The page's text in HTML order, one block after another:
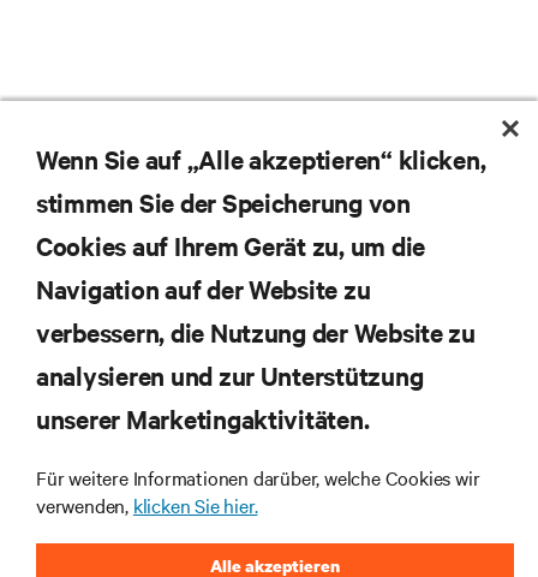
Abonnieren Sie unseren Newsletter und erhalten
die neuesten Technologietrends
Themen der Branche, mit aktuellen Diskussionen
und Einblicken von Experten in das
Rechenzentrums- und Infrastrukturmanagement.
JETZT ANMELDEN
Wenn Sie auf „Alle akzeptieren“ klicken,
stimmen Sie der Speicherung von
Cookies auf Ihrem Gerät zu, um die
Navigation auf der Website zu
verbessern, die Nutzung der Website zu
analysieren und zur Unterstützung
unserer Marketingaktivitäten.
Für weitere Informationen darüber, welche Cookies wir
verwenden, klicken Sie hier.
Alle akzeptieren